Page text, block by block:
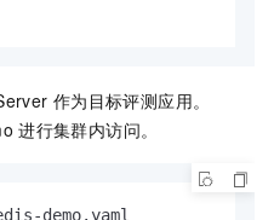
作为目标评测应用。
进行集群内访问。
demo.yaml